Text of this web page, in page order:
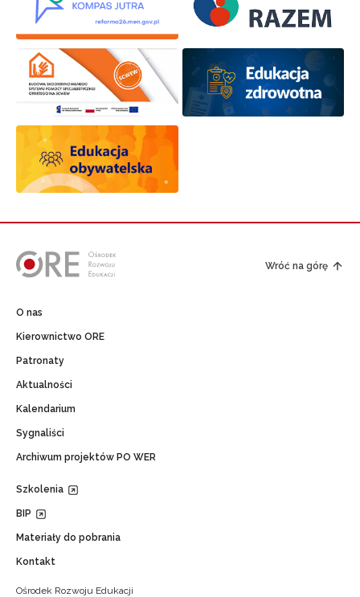
Wróć na górę
O nas
Kierownictwo ORE
Patronaty
Aktualności
Kalendarium
Sygnaliści
Archiwum projektów PO WER
Szkolenia
BIP
Materiały do pobrania
Kontakt
Ośrodek Rozwoju Edukacji
Wyrażam zgodę na przetwarzanie moich danych
osobowych przez ORE w celach marketingowych.
Zapisuję się